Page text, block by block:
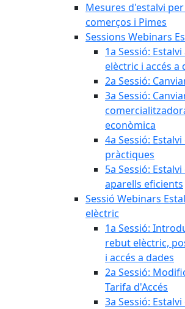
Mesures d'estalvi
comerços i Pimes
Sessions Webinars
1a Sessió:
elèctric i accés a
2a Sessió:
3a Sessió:
econòmica
4a Sessió:
pràctiques
5a Sessió:
aparells eficients
Sessió Webinars
elèctric
1a Sessió:
rebut elèctric,
i accés a dades
2a Sessió:
Tarifa d'Accés
3a Sessió: